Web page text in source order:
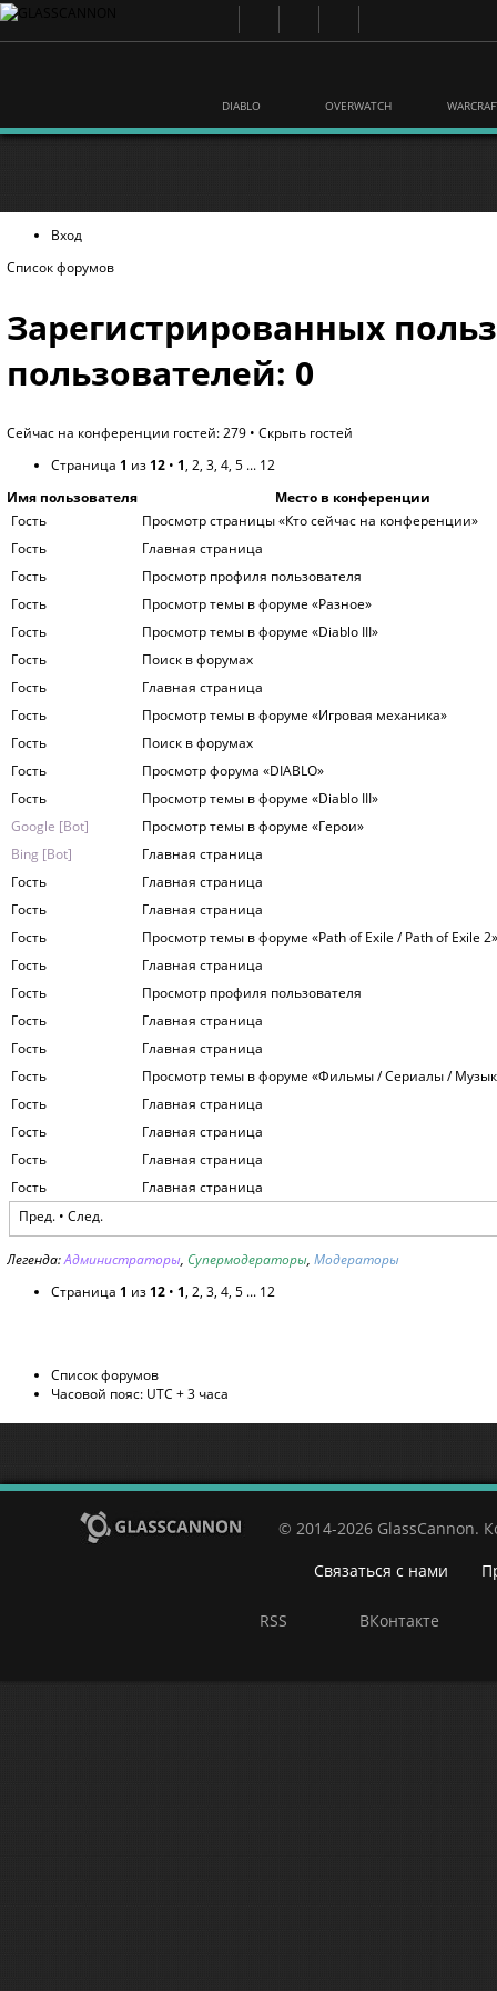
DIABLO OVERWATCH
Вход
Список форумов
Зарегистрированных
пользователей: 0
Сейчас на конференции гостей: 279 • Скрыть гостей
Страница 1 из 12 • 1, 2, 3, 4, 5 ... 12
Имя пользователя
Место в конференции
Гость
Просмотр страницы «Кто сейчас на конференции»
Гость
Главная страница
Гость
Просмотр профиля пользователя
Гость
Просмотр темы в форуме «Разное»
Гость
Просмотр темы в форуме «Diablo III»
Гость
Поиск в форумах
Гость
Главная страница
Гость
Просмотр темы в форуме «Игровая механика»
Гость
Поиск в форумах
Гость
Просмотр форума «DIABLO»
Гость
Просмотр темы в форуме «Diablo III»
Google [Bot]
Просмотр темы в форуме «Герои»
Bing [Bot]
Главная страница
Гость
Главная страница
Гость
Главная страница
Гость
Просмотр темы в форуме «Path of Exile / Path of Exile 2»
Гость
Главная страница
Гость
Просмотр профиля пользователя
Гость
Главная страница
Гость
Главная страница
Гость
Просмотр темы в форуме «Фильмы / Сериалы /
Гость
Главная страница
Гость
Главная страница
Гость
Главная страница
Гость
Главная страница
Пред. • След.
Легенда:Администраторы, Супермодераторы, Модераторы
Страница 1 из 12 • 1, 2, 3, 4, 5 ... 12
Список форумов
Часовой пояс: UTC + 3 часа
© 2014-2026 GlassCannon.
Связаться с нами
RSS ВКонтакте